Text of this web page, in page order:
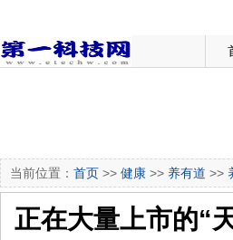
当前位置： 首页 >> 健康 >> 养有道 >>
正在大量上市的“